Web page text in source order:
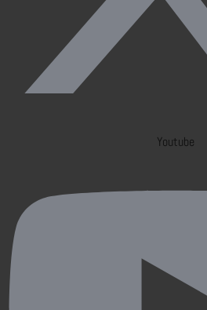
Youtube